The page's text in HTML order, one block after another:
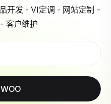
开发 - VI定调 - 网站定制 -
客户维护